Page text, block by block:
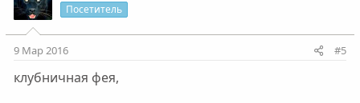
Посетитель
9 Мар 2016 #5
клубничная фея,